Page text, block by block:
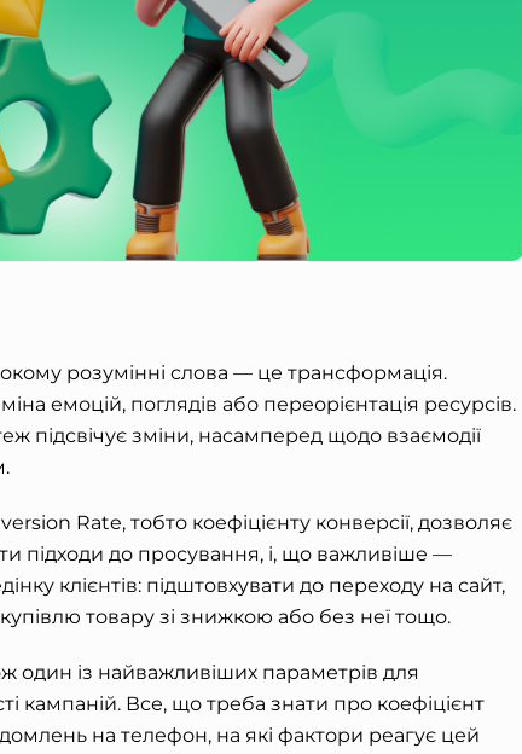
розумінні слова — це трансформація.
емоцій, поглядів або переорієнтація ресурсів.
підсвічує зміни, насамперед щодо взаємодії
Rate, тобто коефіцієнту конверсії, дозволяє
підходи до просування, і, що важливіше —
клієнтів: підштовхувати до переходу на сайт,
товару зі знижкою або без неї тощо.
один із найважливіших параметрів для
кампаній. Все, що треба знати про коефіцієнт
на телефон, на які фактори реагує цей